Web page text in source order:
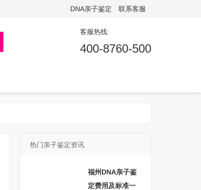
DNA亲子鉴定 联系客服
客服热线:
400-8760-500
热门亲子鉴定资讯
福州DNA亲子鉴
定费用及标准一